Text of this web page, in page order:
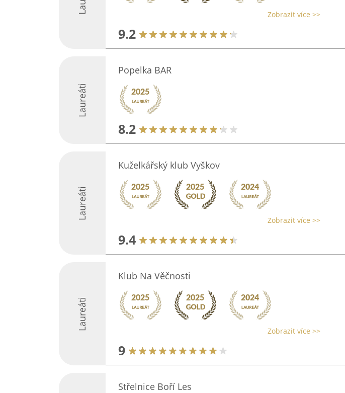
Zobrazit více >>
9.2
Laureáti
Popelka BAR
8.2
Laureáti
Kuželkářský klub Vyškov
Zobrazit více >>
9.4
Laureáti
Klub Na Věčnosti
Zobrazit více >>
9
Střelnice Boří Les